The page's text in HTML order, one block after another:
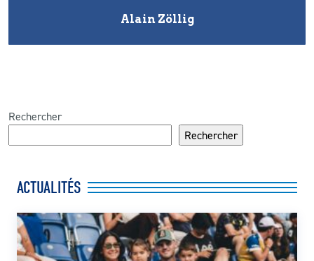
Alain Zöllig
Rechercher
Rechercher
ACTUALITÉS